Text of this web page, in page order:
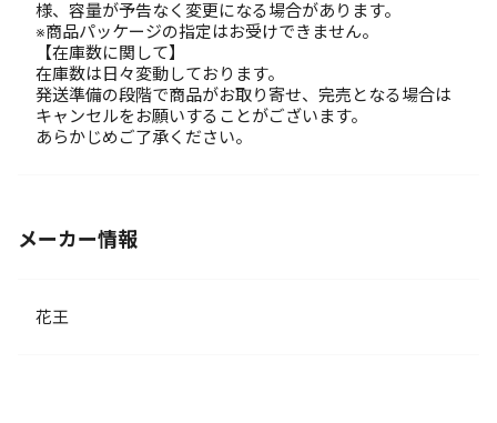
様、容量が予告なく変更になる場合があります。
※商品パッケージの指定はお受けできません。
【在庫数に関して】
在庫数は日々変動しております。
発送準備の段階で商品がお取り寄せ、完売となる場合は
キャンセルをお願いすることがございます。
あらかじめご了承ください。
メーカー情報
花王